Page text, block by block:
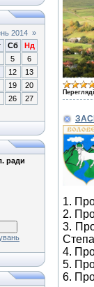
2014 »
Сб
Нд
5
6
12
13
19
20
26
27
ради
1.
2.
3.
4.
5.
6.